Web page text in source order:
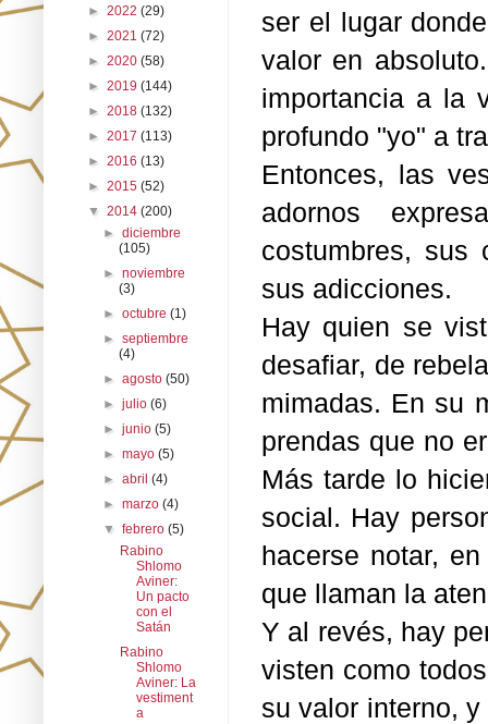
ser el lugar
valor en
importancia a la
profundo "yo" a
Entonces, las
adornos
costumbres, sus
sus adicciones.
Hay quien se
desafiar, de
mimadas. En su
prendas que no
Más tarde lo
social. Hay
hacerse notar,
que llaman la
Y al revés, hay
visten como
su valor interno,
► 2022 (29)
► 2021 (72)
► 2020 (58)
► 2019 (144)
► 2018 (132)
► 2017 (113)
► 2016 (13)
► 2015 (52)
▼ 2014 (200)
►diciembre
(105)
►noviembre
(3)
►octubre(1)
►septiembre
(4)
►agosto(50)
►julio(6)
►junio(5)
►mayo(5)
►abril(4)
►marzo(4)
▼febrero(5)
Rabino
Shlomo
Aviner:
Un pacto
con el
Satán
Rabino
Shlomo
Aviner: La
vestiment
a